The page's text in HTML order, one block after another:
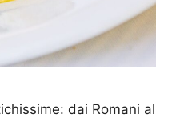
dai Romani al